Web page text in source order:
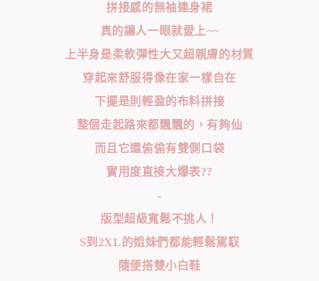
拼接感的無袖連身裙
真的讓人一眼就愛上~~
上半身是柔軟彈性大又超親膚的材質
穿起來舒服得像在家一樣自在
下擺是則輕盈的布料拼接
整個走起路來都飄飄的，有夠仙
而且它還偷偷有雙側口袋
實用度直接大爆表??
-
版型超級寬鬆不挑人！
S到2XL的姐妹們都能輕鬆駕馭
隨便搭雙小白鞋